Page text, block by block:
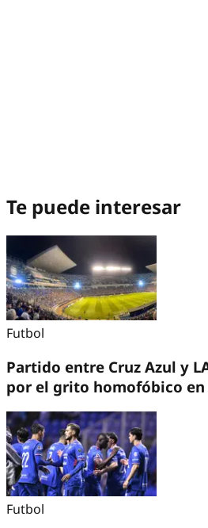
Te puede interesar
Futbol
Partido entre Cruz Azul y
por el grito homofóbico en
Futbol